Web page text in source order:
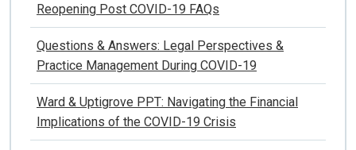
Reopening Post COVID-19 FAQs
Questions & Answers: Legal Perspectives &
Practice Management During COVID-19
Ward & Uptigrove PPT: Navigating the Financial
Implications of the COVID-19 Crisis